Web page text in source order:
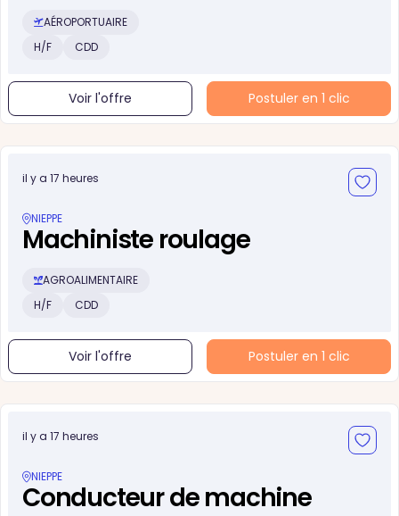
AÉROPORTUAIRE
H/F
CDD
Voir l'offre Postuler en 1 clic
il y a 17 heures
NIEPPE
Machiniste roulage
AGROALIMENTAIRE
H/F
CDD
Voir l'offre Postuler en 1 clic
il y a 17 heures
NIEPPE
Conducteur de machine